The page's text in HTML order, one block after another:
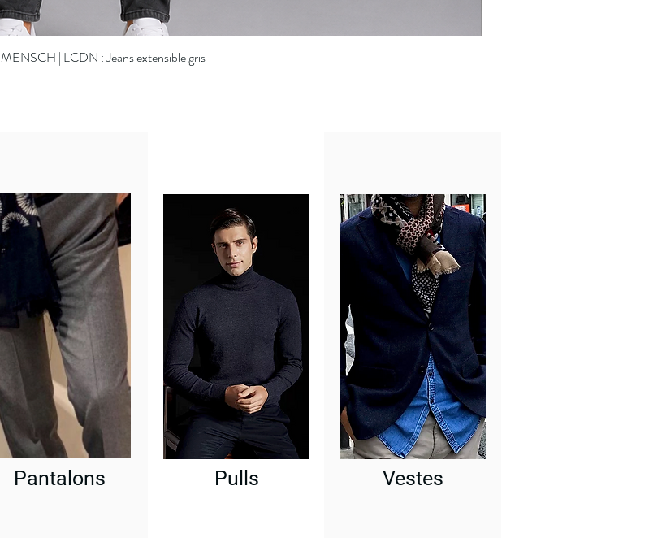
Aperçu rapide
MENSCH | LCDN : Jeans extensible gris
Pantalons Pulls Vestes